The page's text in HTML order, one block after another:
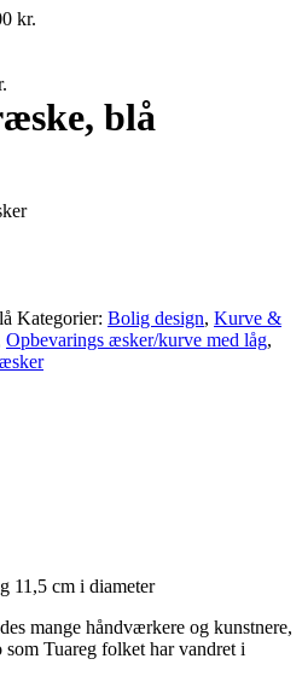
kr.
blå
Kategorier: Bolig design, Kurve &
Opbevarings æsker/kurve med låg,
11,5 cm i diameter
mange håndværkere og kunstnere,
Tuareg folket har vandret i